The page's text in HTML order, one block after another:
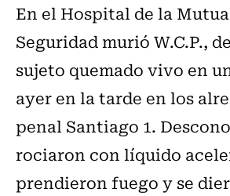
En el Hospital de la
Seguridad murió W.C.P.,
sujeto quemado vivo en
ayer en la tarde en los
penal Santiago 1.
rociaron con líquido
prendieron fuego y se